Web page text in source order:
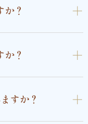
？ ＋
？ ＋
すか？ ＋